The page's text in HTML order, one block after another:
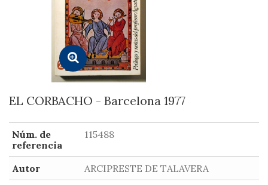
EL CORBACHO - Barcelona 1977
Núm. de
referencia
115488
Autor
ARCIPRESTE DE TALAVERA